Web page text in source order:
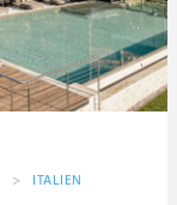
> ITALIEN